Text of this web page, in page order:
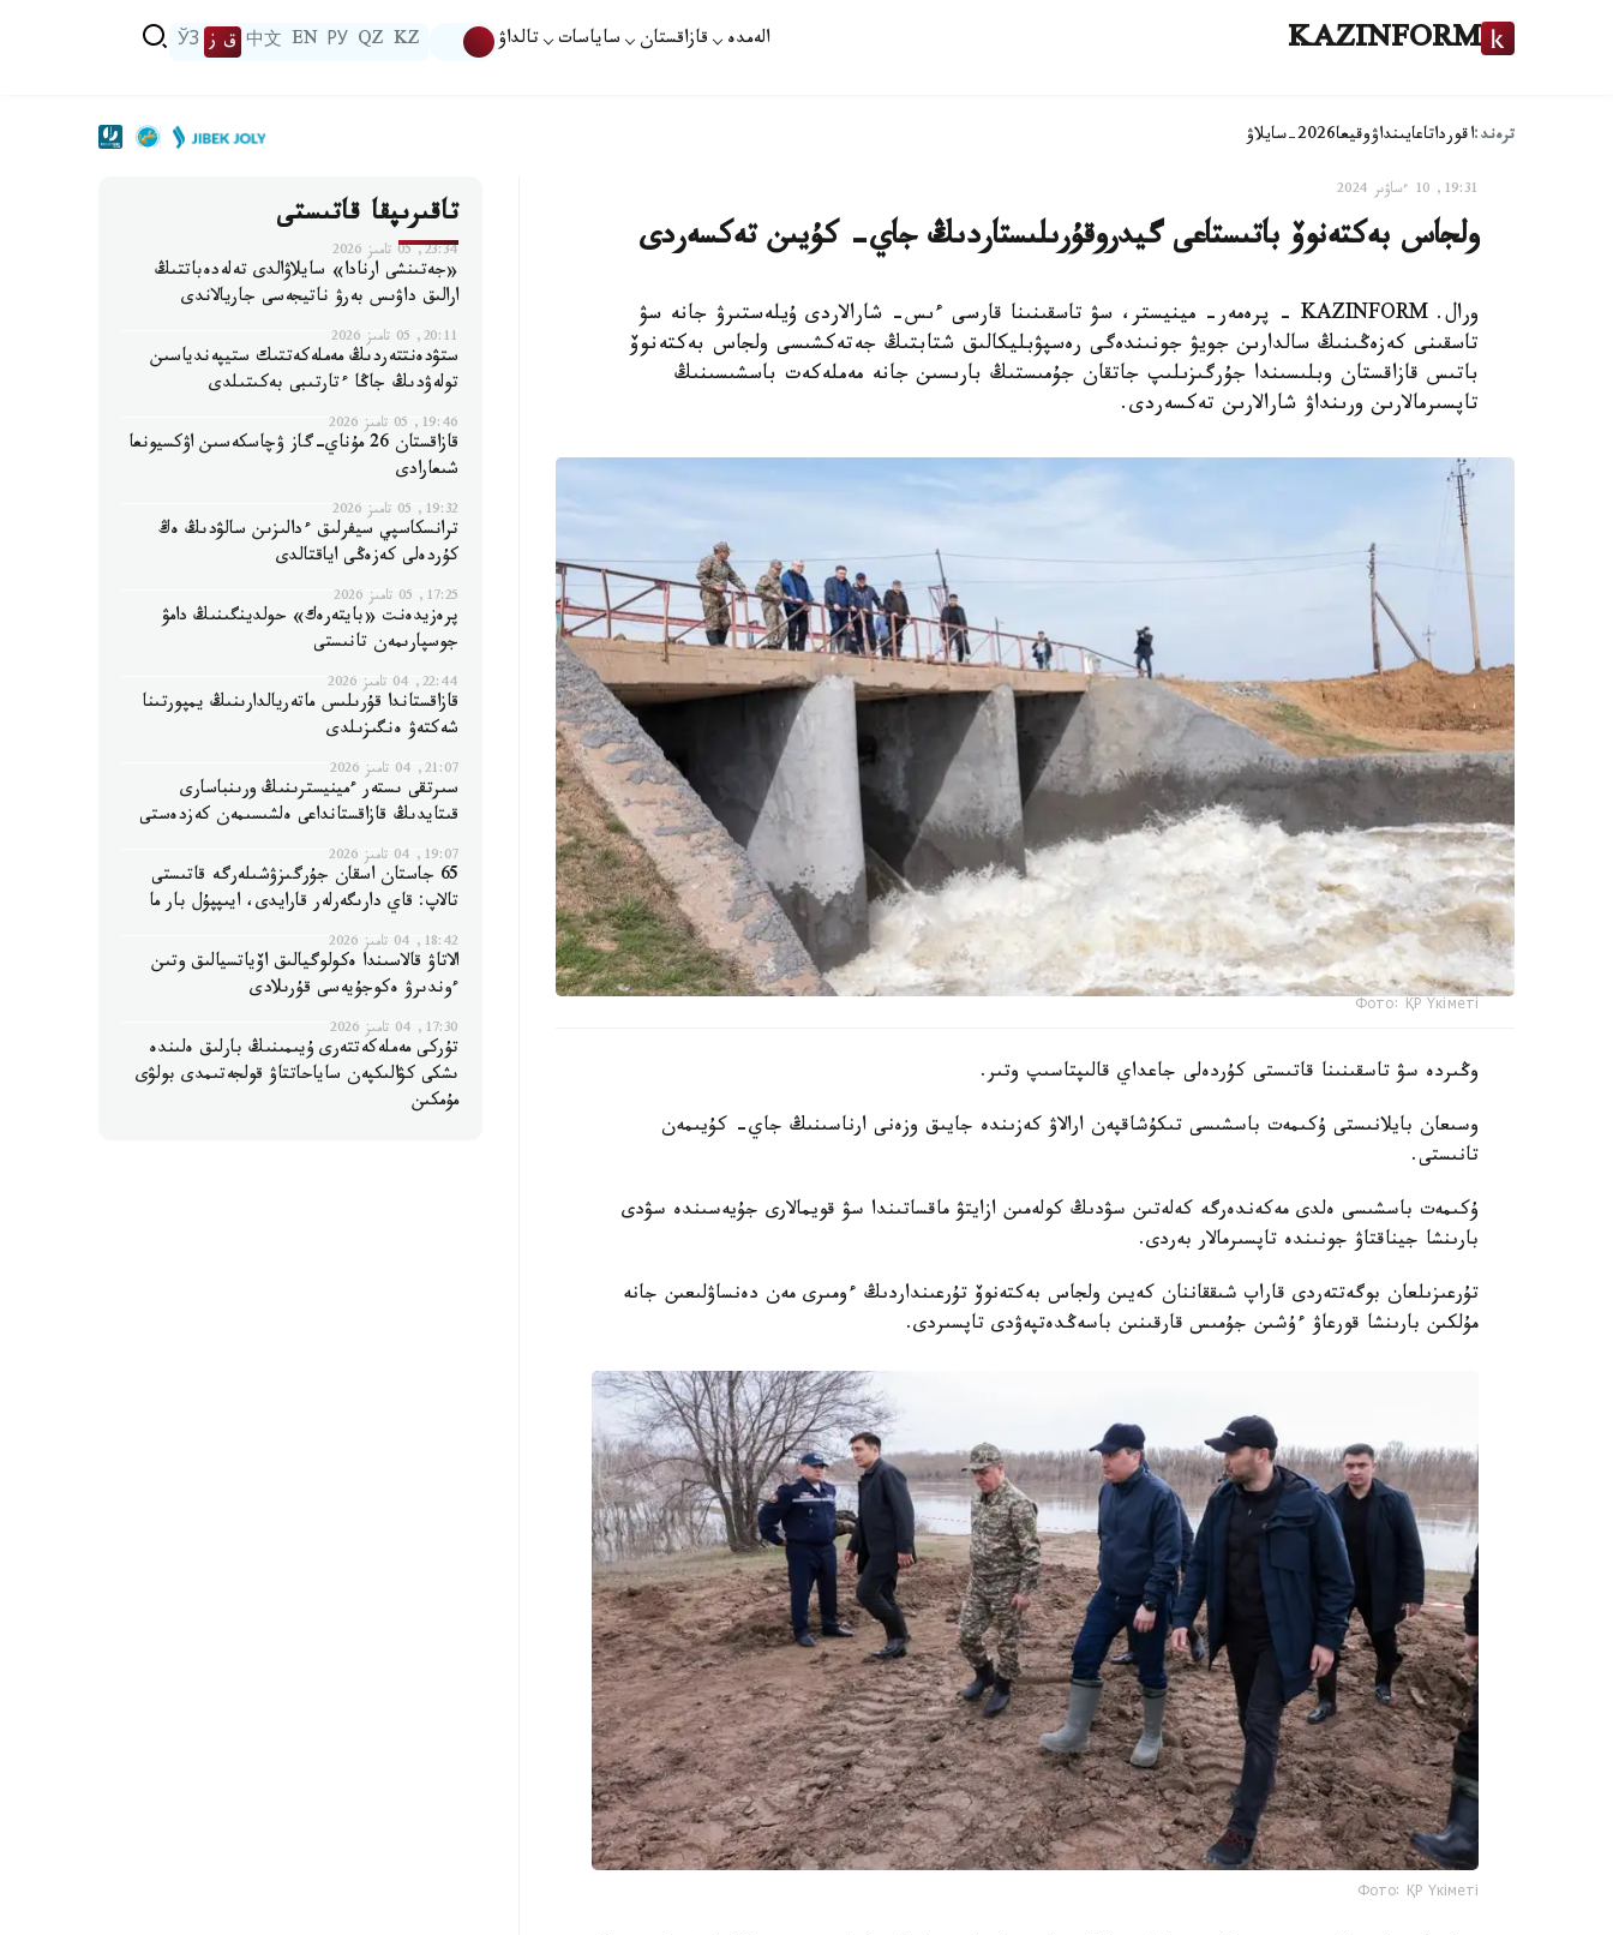
KAZINFORM الەمدە قازاقستان ساياسات تالداۋ KZ
QZ
РУ
EN
中文 ق ز ЎЗ
ترەند:اقورداتاعايىنداۋوقيعا2026-سايلاۋ
19:31, 10 ءساۋىر 2024
ولجاس بەكتەنوۆ باتىستاعى گيدروقۇرىلىستاردىڭ جاي- كۇيىن تەكسەردى
ورال. KAZINFORM - پرەمەر- مينيستر، سۋ تاسقىنىنا قارسى ءىس- شارالاردى ۇيلەستىرۋ جانە سۋ
تاسقىنى كەزەڭىنىڭ سالدارىن جويۋ جونىندەگى رەسپۋبليكالىق شتابتىڭ جەتەكشىسى ولجاس بەكتەنوۆ
باتىس قازاقستان وبلىسىندا جۇرگىزىلىپ جاتقان جۇمىستىڭ بارىسىن جانە مەملەكەت باسشىسىنىڭ
تاپسىرمالارىن ورىنداۋ شارالارىن تەكسەردى.
Фото: ҚР Үкіметі
وڭىردە سۋ تاسقىنىنا قاتىستى كۇردەلى جاعداي قالىپتاسىپ وتىر.
وسىعان بايلانىستى ۇكىمەت باسشىسى تىكۇشاقپەن ارالاۋ كەزىندە جايىق وزەنى ارناسىنىڭ جاي- كۇيىمەن
تانىستى.
ۇكىمەت باسشىسى ەلدى مەكەندەرگە كەلەتىن سۋدىڭ كولەمىن ازايتۋ ماقساتىندا سۋ قويمالارى جۇيەسىندە سۋدى
بارىنشا جيناقتاۋ جونىندە تاپسىرمالار بەردى.
تۇرعىزىلعان بوگەتتەردى قاراپ شىققاننان كەيىن ولجاس بەكتەنوۆ تۇرعىنداردىڭ ءومىرى مەن دەنساۋلىعىن جانە
مۇلكىن بارىنشا قورعاۋ ءۇشىن جۇمىس قارقىنىن باسەڭدەتپەۋدى تاپسىردى.
Фото: ҚР Үкіметі
تاقىرىپقا قاتىستى
23:34, 05 تامىز 2026
«جەتىنشى ارنادا» سايلاۋالدى تەلەدەباتتىڭ
ارالىق داۋىس بەرۋ ناتيجەسى جاريالاندى
20:11, 05 تامىز 2026
ستۋدەنتتەردىڭ مەملەكەتتىك ستيپەندياسىن
تولەۋدىڭ جاڭا ءتارتىبى بەكىتىلدى
19:46, 05 تامىز 2026
قازاقستان 26 مۇناي-گاز ۋچاسكەسىن اۋكسيونعا
شىعارادى
19:32, 05 تامىز 2026
ترانسكاسپي سيفرلىق ءدالىزىن سالۋدىڭ ەڭ
كۇردەلى كەزەڭى اياقتالدى
17:25, 05 تامىز 2026
پرەزيدەنت «بايتەرەك» حولدينگىنىڭ دامۋ
جوسپارىمەن تانىستى
22:44, 04 تامىز 2026
قازاقستاندا قۇرىلىس ماتەريالدارىنىڭ يمپورتىنا
شەكتەۋ ەنگىزىلدى
21:07, 04 تامىز 2026
سىرتقى ىستەر ءمينيسترىنىڭ ورىنباسارى
قىتايدىڭ قازاقستانداعى ەلشىسىمەن كەزدەستى
19:07, 04 تامىز 2026
65 جاستان اسقان جۇرگىزۋشىلەرگە قاتىستى
تالاپ: قاي دارىگەرلەر قارايدى، ايىپپۇل بار ما
18:42, 04 تامىز 2026
الاتاۋ قالاسىندا ەكولوگيالىق اۆياتسيالىق وتىن
ءوندىرۋ ەكوجۇيەسى قۇرىلادى
17:30, 04 تامىز 2026
تۇركى مەملەكەتتەرى ۇيىمىنىڭ بارلىق ەلىندە
ىشكى كۋالىكپەن ساياحاتتاۋ قولجەتىمدى بولۋى
مۇمكىن